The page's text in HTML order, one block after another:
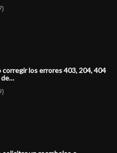
corregir los errores 403, 204, 404
de…